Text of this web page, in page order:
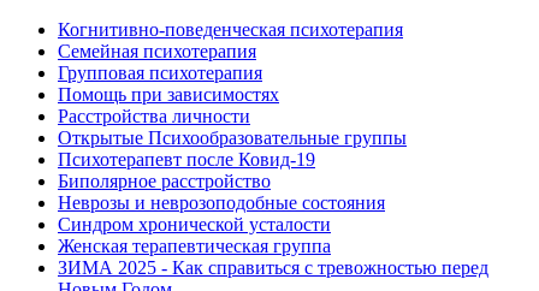
Когнитивно-поведенческая психотерапия
Семейная психотерапия
Групповая психотерапия
Помощь при зависимостях
Расстройства личности
Открытые Психообразовательные группы
Психотерапевт после Ковид-19
Биполярное расстройство
Неврозы и неврозоподобные состояния
Синдром хронической усталости
Женская терапевтическая группа
ЗИМА 2025 - Как справиться с тревожностью перед